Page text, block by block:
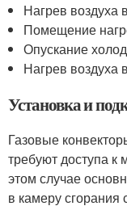
Нагрев воздуха
Помещение
Опускание
Нагрев воздуха
Установка и
Газовые
требуют доступа
этом случае
в камеру сгорания